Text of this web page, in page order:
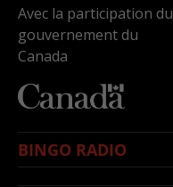
Avec la participation du
gouvernement du
Canada
BINGO RADIO